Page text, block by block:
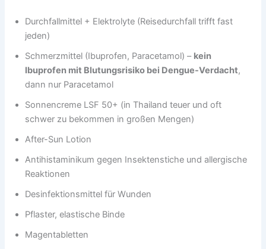
Durchfallmittel + Elektrolyte (Reisedurchfall trifft fast
jeden)
Schmerzmittel (Ibuprofen, Paracetamol) – kein
Ibuprofen mit Blutungsrisiko bei Dengue-Verdacht,
dann nur Paracetamol
Sonnencreme LSF 50+ (in Thailand teuer und oft
schwer zu bekommen in großen Mengen)
After-Sun Lotion
Antihistaminikum gegen Insektenstiche und allergische
Reaktionen
Desinfektionsmittel für Wunden
Pflaster, elastische Binde
Magentabletten